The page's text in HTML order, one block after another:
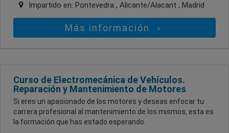
Impartido en: Pontevedra , Alicante/Alacant , Madrid
Más información
Curso de Electromecánica de Vehículos.
Reparación y Mantenimiento de Motores
Si eres un apasionado de los motores y deseas enfocar tu
carrera profesional al mantenimiento de los mismos, esta es
la formación que has estado esperando.